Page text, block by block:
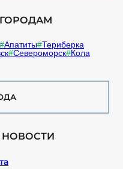
Апатиты Териберка
Североморск Кола